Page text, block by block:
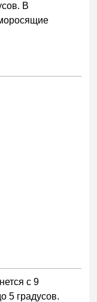
В
с 9
5 градусов.